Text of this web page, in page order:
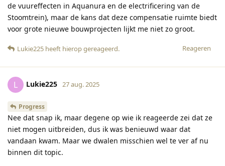
de vuureffecten in Aquanura en de electrificering van de
Stoomtrein), maar de kans dat deze compensatie ruimte biedt
voor grote nieuwe bouwprojecten lijkt me niet zo groot.
Reageren
Lukie225 heeft hierop gereageerd.
L Lukie225 27 aug. 2025
Progress
Nee dat snap ik, maar degene op wie ik reageerde zei dat ze
niet mogen uitbreiden, dus ik was benieuwd waar dat
vandaan kwam. Maar we dwalen misschien wel te ver af nu
binnen dit topic.